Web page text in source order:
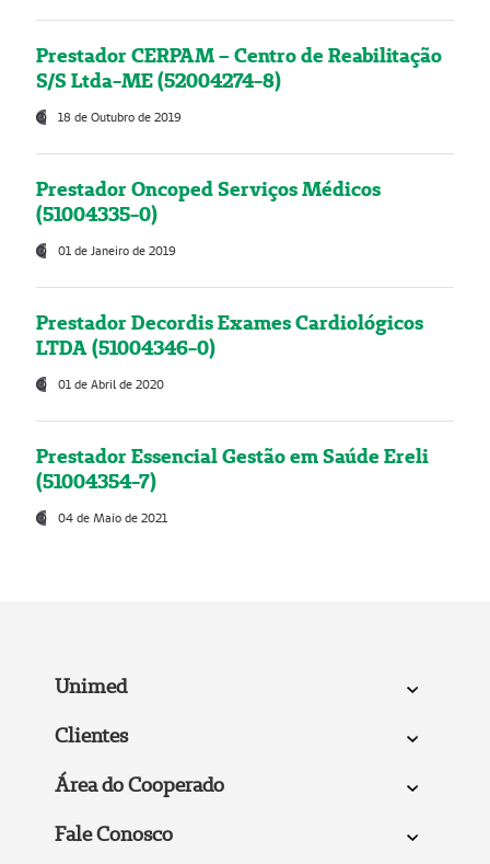
Prestador CERPAM – Centro de Reabilitação
S/S Ltda-ME (52004274-8)
18 de Outubro de 2019
Prestador Oncoped Serviços Médicos
(51004335-0)
01 de Janeiro de 2019
Prestador Decordis Exames Cardiológicos
LTDA (51004346-0)
01 de Abril de 2020
Prestador Essencial Gestão em Saúde Ereli
(51004354-7)
04 de Maio de 2021
Unimed
Clientes
Área do Cooperado
Fale Conosco